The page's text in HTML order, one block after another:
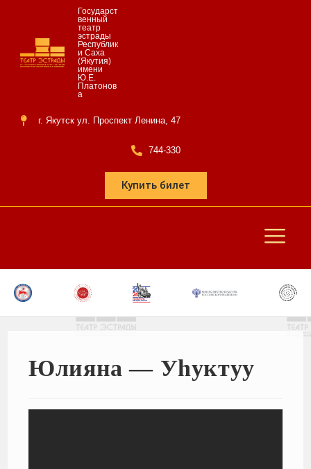
Государст
венный
театр
эстрады
Республик
и Саха
(Якутия)
имени
Ю.Е.
Платонов
а
г. Якутск ул. Проспект Ленина, 47
744-330
Купить билет
Юлияна — Уhуктуу